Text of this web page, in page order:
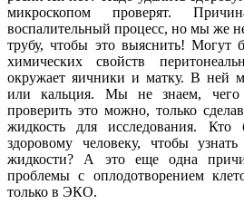
микроскопом проверят.
воспалительный процесс, но мы же
трубу, чтобы это выяснить! Могут
химических свойств
окружает яичники и матку. В ней
или кальция. Мы не знаем, чего
проверить это можно, только
жидкость для исследования. Кто
здоровому человеку, чтобы узнать
жидкости? А это еще одна
проблемы с оплодотворением
только в ЭКО.